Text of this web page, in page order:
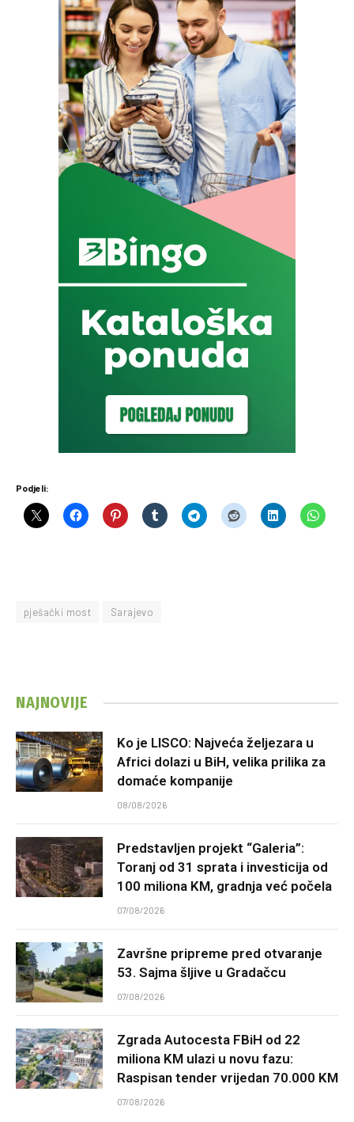
Podjeli:
pješački most Sarajevo
NAJNOVIJE
Ko je LISCO: Najveća željezara u
Africi dolazi u BiH, velika prilika za
domaće kompanije
08/08/2026
Predstavljen projekt “Galeria”:
Toranj od 31 sprata i investicija od
100 miliona KM, gradnja već počela
07/08/2026
Završne pripreme pred otvaranje
53. Sajma šljive u Gradačcu
07/08/2026
Zgrada Autocesta FBiH od 22
miliona KM ulazi u novu fazu:
Raspisan tender vrijedan 70.000 KM
07/08/2026